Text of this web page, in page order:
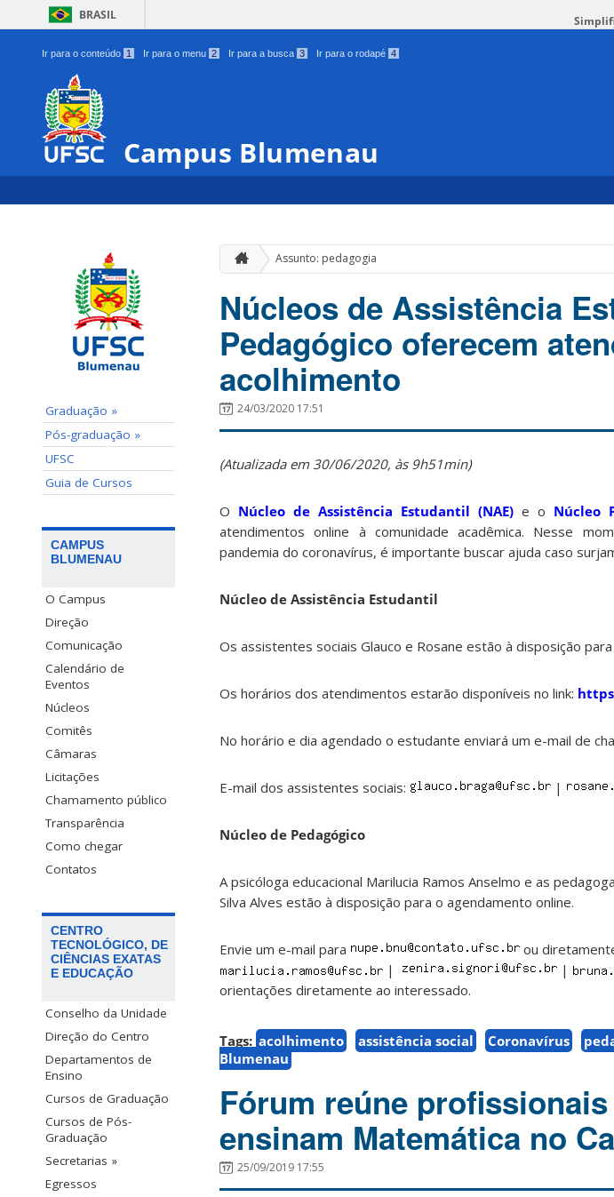
BRASIL
Ir para o conteúdo 1 Ir para o menu 2 Ir para a busca 3 Ir para o rodapé 4
Campus Blumenau
Graduação »
Pós-graduação »
UFSC
Guia de Cursos
CAMPUS
BLUMENAU
O Campus
Direção
Comunicação
Calendário de
Eventos
Núcleos
Comitês
Câmaras
Licitações
Chamamento público
Transparência
Como chegar
Contatos
CENTRO
TECNOLÓGICO, DE
CIÊNCIAS EXATAS
E EDUCAÇÃO
Conselho da Unidade
Direção do Centro
Departamentos de
Ensino
Cursos de Graduação
Cursos de Pós-
Graduação
Secretarias »
Egressos
Assunto: pedagogia
Núcleos de Assistência
Pedagógico oferecem
acolhimento
24/03/2020 17:51
(Atualizada em 30/06/2020, às 9h51min)
O Núcleo de Assistência Estudantil (NAE) e o Núcleo
atendimentos online à comunidade acadêmica. Nesse
pandemia do coronavírus, é importante buscar ajuda caso
Núcleo de Assistência Estudantil
Os assistentes sociais Glauco e Rosane estão à disposição
Os horários dos atendimentos estarão disponíveis no link:
No horário e dia agendado o estudante enviará um e-mail de
E-mail dos assistentes sociais: |
Núcleo de Pedagógico
A psicóloga educacional Marilucia Ramos Anselmo e as
Silva Alves estão à disposição para o agendamento online.
Envie um e-mail para
ou
|
|
orientações diretamente ao interessado.
Tags: acolhimento assistência social Coronavírus
Blumenau
Fórum reúne
ensinam Matemática no
25/09/2019 17:55